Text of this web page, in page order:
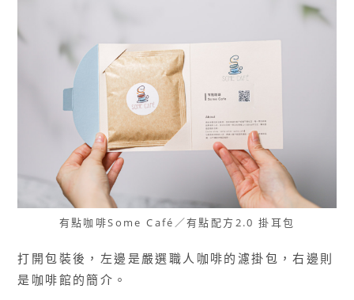
有點咖啡Some Café／有點配方2.0 掛耳包
打開包裝後，左邊是嚴選職人咖啡的濾掛包，右邊則
是咖啡館的簡介。